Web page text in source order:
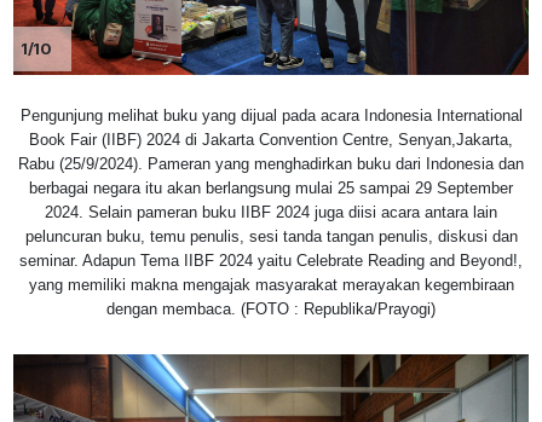
1/10
Pengunjung melihat buku yang dijual pada acara Indonesia International
Book Fair (IIBF) 2024 di Jakarta Convention Centre, Senyan,Jakarta,
Rabu (25/9/2024). Pameran yang menghadirkan buku dari Indonesia dan
berbagai negara itu akan berlangsung mulai 25 sampai 29 September
2024. Selain pameran buku IIBF 2024 juga diisi acara antara lain
peluncuran buku, temu penulis, sesi tanda tangan penulis, diskusi dan
seminar. Adapun Tema IIBF 2024 yaitu Celebrate Reading and Beyond!,
yang memiliki makna mengajak masyarakat merayakan kegembiraan
dengan membaca. (FOTO : Republika/Prayogi)